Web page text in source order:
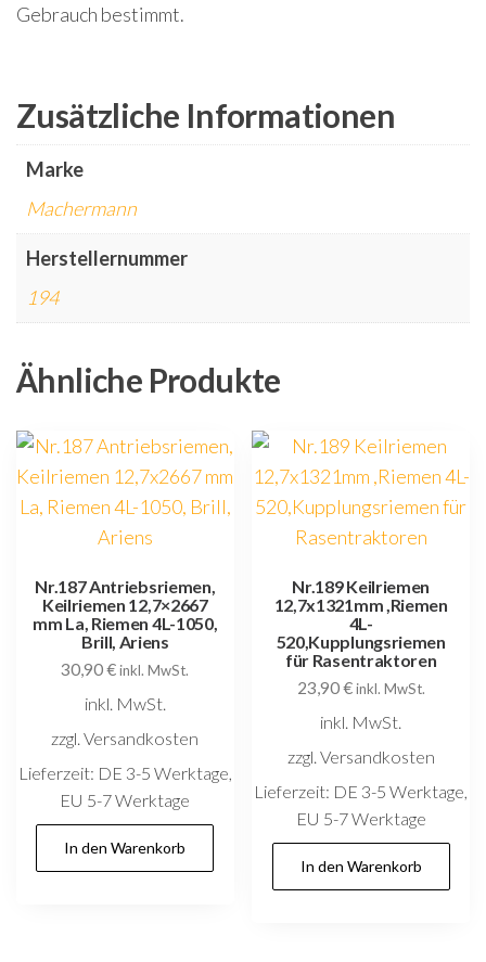
Gebrauch bestimmt.
Zusätzliche Informationen
Marke
Machermann
Herstellernummer
194
Ähnliche Produkte
Nr.187 Antriebsriemen,
Keilriemen 12,7×2667
mm La, Riemen 4L-1050,
Brill, Ariens
30,90€ inkl. MwSt.
inkl. MwSt.
zzgl. Versandkosten
Lieferzeit: DE 3-5 Werktage,
EU 5-7 Werktage
In den Warenkorb
Nr.189 Keilriemen
12,7x1321mm ,Riemen
4L-
520,Kupplungsriemen
für Rasentraktoren
23,90€ inkl. MwSt.
inkl. MwSt.
zzgl. Versandkosten
Lieferzeit: DE 3-5 Werktage,
EU 5-7 Werktage
In den Warenkorb